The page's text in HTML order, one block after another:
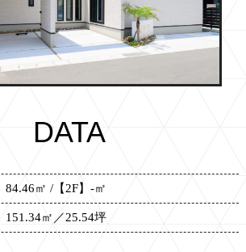
DATA
84.46㎡ /【2F】-㎡
151.34㎡／25.54坪